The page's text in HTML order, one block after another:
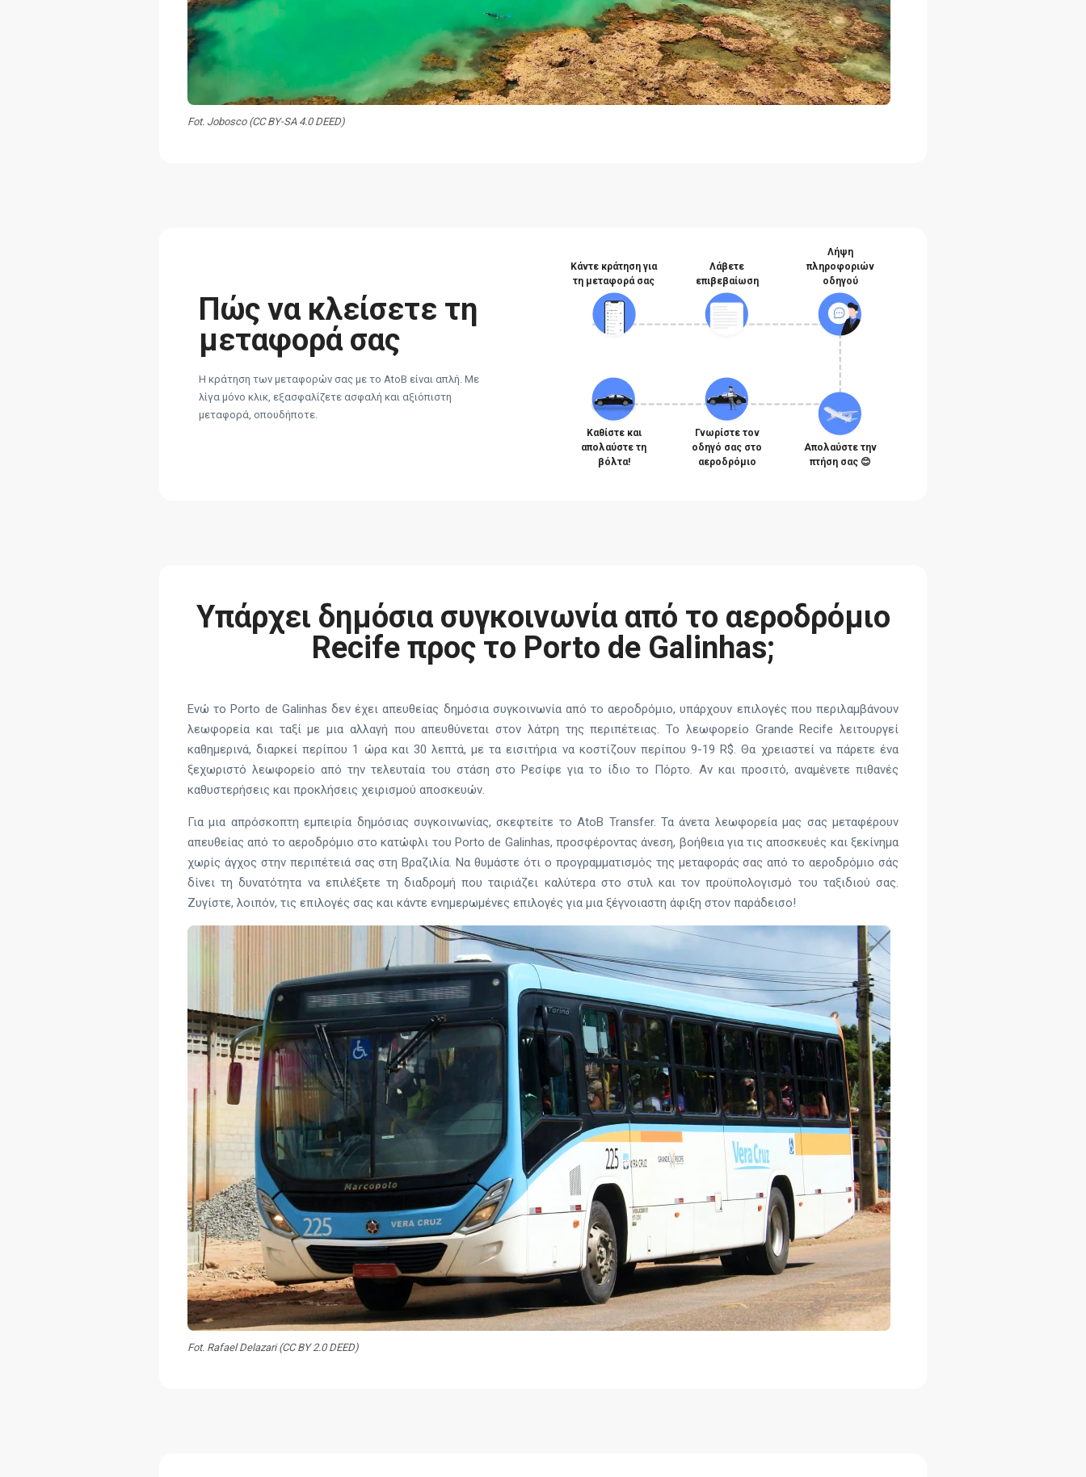
Fot. Jobosco (CC BY-SA 4.0 DEED)
Πώς να κλείσετε τη
μεταφορά σας
Η κράτηση των μεταφορών σας με το AtoB είναι απλή. Με
λίγα μόνο κλικ, εξασφαλίζετε ασφαλή και αξιόπιστη
μεταφορά, οπουδήποτε.
Κάντε κράτηση για
τη μεταφορά σας
Λάβετε
επιβεβαίωση
Λήψη
πληροφοριών
οδηγού
Καθίστε και
απολαύστε τη
βόλτα!
Γνωρίστε τον
οδηγό σας στο
αεροδρόμιο
Απολαύστε την
πτήση σας 😊
Υπάρχει δημόσια συγκοινωνία από το αεροδρόμιο
Recife προς το Porto de Galinhas;
Ενώ το Porto de Galinhas δεν έχει απευθείας δημόσια συγκοινωνία από το αεροδρόμιο, υπάρχουν επιλογές που περιλαμβάνουν
λεωφορεία και ταξί με μια αλλαγή που απευθύνεται στον λάτρη της περιπέτειας. Το λεωφορείο Grande Recife λειτουργεί
καθημερινά, διαρκεί περίπου 1 ώρα και 30 λεπτά, με τα εισιτήρια να κοστίζουν περίπου 9-19 R$. Θα χρειαστεί να πάρετε ένα
ξεχωριστό λεωφορείο από την τελευταία του στάση στο Ρεσίφε για το ίδιο το Πόρτο. Αν και προσιτό, αναμένετε πιθανές
καθυστερήσεις και προκλήσεις χειρισμού αποσκευών.
Για μια απρόσκοπτη εμπειρία δημόσιας συγκοινωνίας, σκεφτείτε το AtoB Transfer. Τα άνετα λεωφορεία μας σας μεταφέρουν
απευθείας από το αεροδρόμιο στο κατώφλι του Porto de Galinhas, προσφέροντας άνεση, βοήθεια για τις αποσκευές και ξεκίνημα
χωρίς άγχος στην περιπέτειά σας στη Βραζιλία. Να θυμάστε ότι ο προγραμματισμός της μεταφοράς σας από το αεροδρόμιο σάς
δίνει τη δυνατότητα να επιλέξετε τη διαδρομή που ταιριάζει καλύτερα στο στυλ και τον προϋπολογισμό του ταξιδιού σας.
Ζυγίστε, λοιπόν, τις επιλογές σας και κάντε ενημερωμένες επιλογές για μια ξέγνοιαστη άφιξη στον παράδεισο!
Fot. Rafael Delazari (CC BY 2.0 DEED)